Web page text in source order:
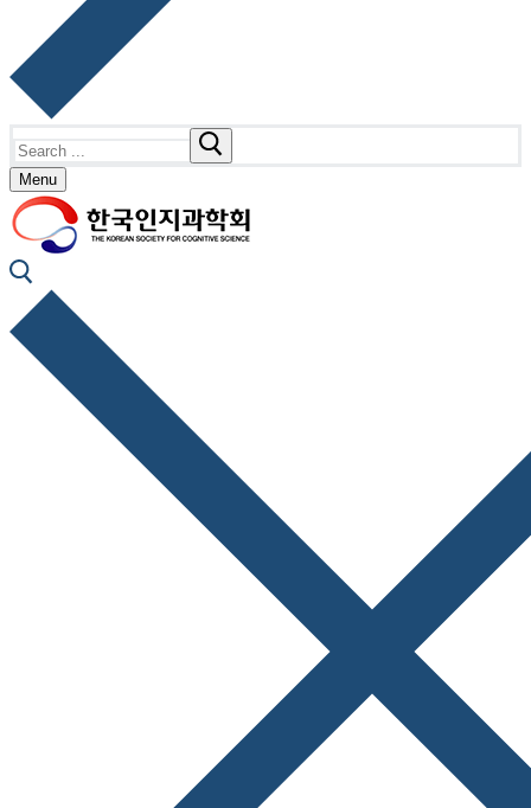
for:
Menu